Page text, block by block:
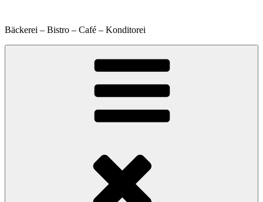
springen
Bäckerei – Bistro – Café – Konditorei